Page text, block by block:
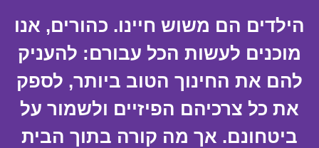
הילדים הם משוש חיינו. כהורים, אנו
מוכנים לעשות הכל עבורם: להעניק
להם את החינוך הטוב ביותר, לספק
את כל צרכיהם הפיזיים ולשמור על
ביטחונם. אך מה קורה בתוך הבית